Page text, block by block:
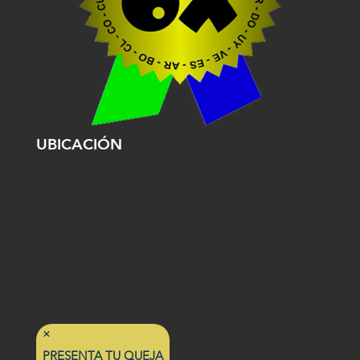
UBICACIÓN
PRESENTA TU QUEJA